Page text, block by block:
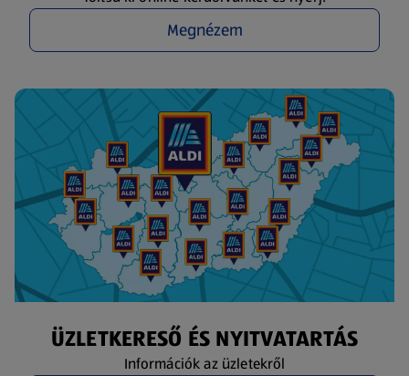
Megnézem
ÜZLETKERESŐ ÉS NYITVATARTÁS
Információk az üzletekről